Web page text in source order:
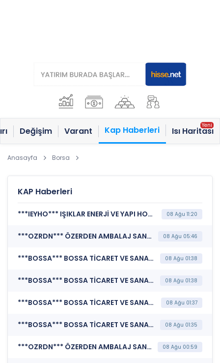
Değişim Varant Kap Haberleri Isı Haritası
Anasayfa Borsa
KAP Haberleri
***IEYHO*** IŞIKLAR ENERJİ VE YAPI HOLDİNG A.Ş. (Herhangi Bir Otoriteye Mali Tablo Verilmesi) 08 Ağu 11:20
***OZRDN*** ÖZERDEN AMBALAJ SANAYİ A.Ş. (Özel Durum Açıklaması (Genel)) 08 Ağu 05:46
***BOSSA*** BOSSA TİCARET VE SANAYİ İŞLETMELERİ T.A.Ş. (Katılım Finansı İlkeleri Bilgi Formu ) 08 Ağu 01:38
***BOSSA*** BOSSA TİCARET VE SANAYİ İŞLETMELERİ T.A.Ş. (Sorumluluk Beyanı (Konsolide Olmayan)) 08 Ağu 01:38
***BOSSA*** BOSSA TİCARET VE SANAYİ İŞLETMELERİ T.A.Ş. (Faaliyet Raporu (Konsolide Olmayan)) 08 Ağu 01:37
***BOSSA*** BOSSA TİCARET VE SANAYİ İŞLETMELERİ T.A.Ş. (Finansal Rapor ) 08 Ağu 01:35
***OZRDN*** ÖZERDEN AMBALAJ SANAYİ A.Ş. (Maddi Duran Varlık Satımı) 08 Ağu 00:59